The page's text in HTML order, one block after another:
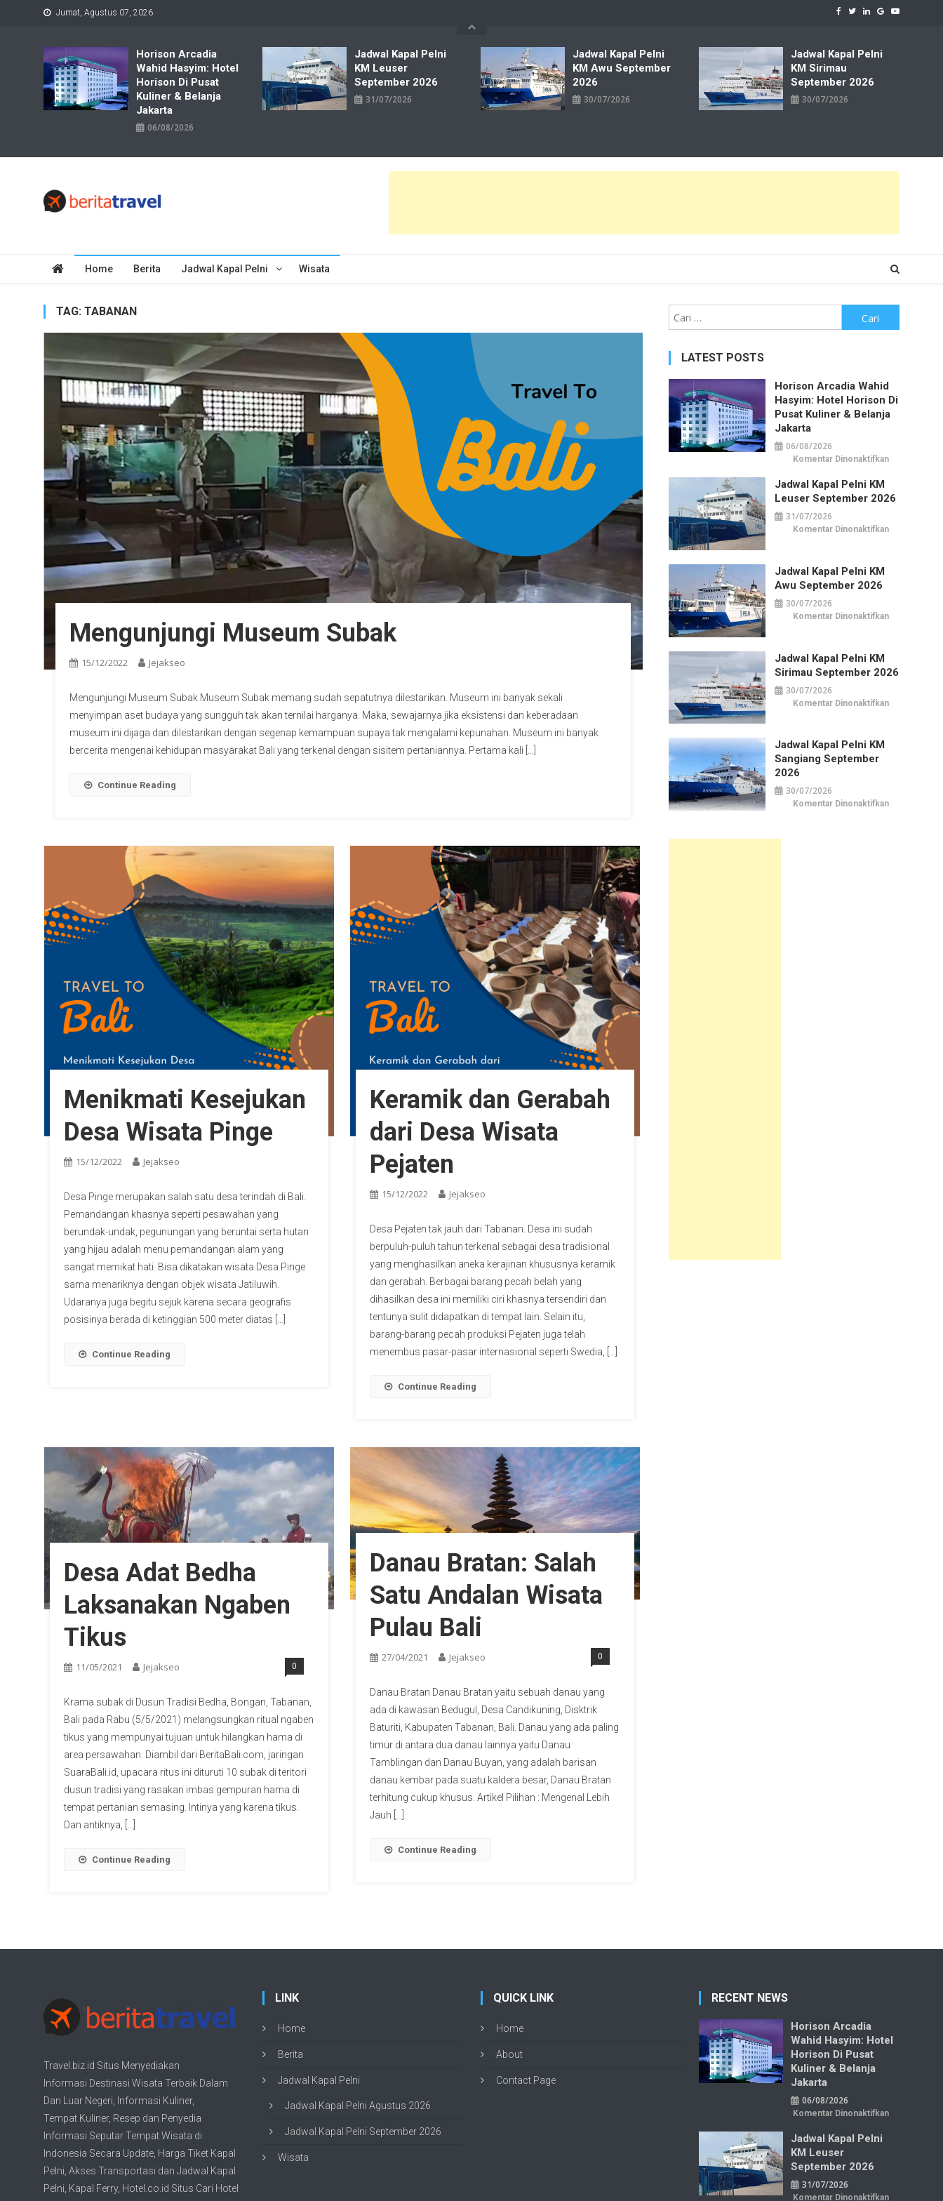
Jumat, Agustus 07, 2026
Horison Arcadia
Wahid Hasyim: Hotel
Horison Di Pusat
Kuliner & Belanja
Jakarta
06/08/2026
Jadwal Kapal Pelni
KM Leuser
September 2026
31/07/2026
Jadwal Kapal Pelni
KM Awu September
2026
30/07/2026
Jadwal Kapal Pelni
KM Sirimau
September 2026
30/07/2026
Home Berita Jadwal Kapal Pelni Wisata
TAG: TABANAN
Mengunjungi Museum Subak
15/12/2022 Jejakseo
Mengunjungi Museum Subak Museum Subak memang sudah sepatutnya dilestarikan. Museum ini banyak sekali
menyimpan aset budaya yang sungguh tak akan ternilai harganya. Maka, sewajarnya jika eksistensi dan keberadaan
museum ini dijaga dan dilestarikan dengan segenap kemampuan supaya tak mengalami kepunahan. Museum ini banyak
bercerita mengenai kehidupan masyarakat Bali yang terkenal dengan sisitem pertaniannya. Pertama kali […]
Continue Reading
Menikmati Kesejukan
Desa Wisata Pinge
15/12/2022 Jejakseo
Desa Pinge merupakan salah satu desa terindah di Bali.
Pemandangan khasnya seperti pesawahan yang
berundak-undak, pegunungan yang beruntai serta hutan
yang hijau adalah menu pemandangan alam yang
sangat memikat hati. Bisa dikatakan wisata Desa Pinge
sama menariknya dengan objek wisata Jatiluwih.
Udaranya juga begitu sejuk karena secara geografis
posisinya berada di ketinggian 500 meter diatas […]
Continue Reading
Keramik dan Gerabah
dari Desa Wisata
Pejaten
15/12/2022 Jejakseo
Desa Pejaten tak jauh dari Tabanan. Desa ini sudah
berpuluh-puluh tahun terkenal sebagai desa tradisional
yang menghasilkan aneka kerajinan khususnya keramik
dan gerabah. Berbagai barang pecah belah yang
dihasilkan desa ini memiliki ciri khasnya tersendiri dan
tentunya sulit didapatkan di tempat lain. Selain itu,
barang-barang pecah produksi Pejaten juga telah
menembus pasar-pasar internasional seperti Swedia, […]
Continue Reading
Desa Adat Bedha
Laksanakan Ngaben
Tikus
11/05/2021 Jejakseo 0
Krama subak di Dusun Tradisi Bedha, Bongan, Tabanan,
Bali pada Rabu (5/5/2021) melangsungkan ritual ngaben
tikus yang mempunyai tujuan untuk hilangkan hama di
area persawahan. Diambil dari BeritaBali.com, jaringan
SuaraBali.id, upacara ritus ini dituruti 10 subak di teritori
dusun tradisi yang rasakan imbas gempuran hama di
tempat pertanian semasing. Intinya yang karena tikus.
Dan antiknya, […]
Continue Reading
Danau Bratan: Salah
Satu Andalan Wisata
Pulau Bali
27/04/2021 Jejakseo 0
Danau Bratan Danau Bratan yaitu sebuah danau yang
ada di kawasan Bedugul, Desa Candikuning, Disktrik
Baturiti, Kabupaten Tabanan, Bali. Danau yang ada paling
timur di antara dua danau lainnya yaitu Danau
Tamblingan dan Danau Buyan, yang adalah barisan
danau kembar pada suatu kaldera besar, Danau Bratan
terhitung cukup khusus. Artikel Pilihan : Mengenal Lebih
Jauh […]
Continue Reading
untuk:
LATEST POSTS
Horison Arcadia Wahid
Hasyim: Hotel Horison Di
Pusat Kuliner & Belanja
Jakarta
06/08/2026
Komentar Dinonaktifkanpada
Hasyim:
Hotel
Pusat
Kuliner
Jadwal Kapal Pelni KM
Leuser September 2026
31/07/2026
Komentar Dinonaktifkanpada
Jadwal Kapal Pelni KM
Awu September 2026
30/07/2026
Komentar Dinonaktifkanpada
2026
Jadwal Kapal Pelni KM
Sirimau September 2026
30/07/2026
Komentar Dinonaktifkanpada
Jadwal Kapal Pelni KM
Sangiang September
2026
30/07/2026
Komentar Dinonaktifkanpada
Travel.biz.id Situs Menyediakan
Informasi Destinasi Wisata Terbaik Dalam
Dan Luar Negeri, Informasi Kuliner,
Tempat Kuliner, Resep dan Penyedia
Informasi Seputar TempatWisata di
Indonesia Secara Update, Harga Tiket Kapal
Pelni , Akses Transportasi danJadwal Kapal
Pelni , Kapal Ferry, Hotel.co.id Situs Cari Hotel
LINK
Home
Berita
Jadwal Kapal Pelni
Jadwal Kapal Pelni Agustus 2026
Jadwal Kapal Pelni September 2026
Wisata
QUICK LINK
Home
About
Contact Page
RECENT NEWS
Horison Arcadia
Wahid Hasyim: Hotel
Horison Di Pusat
Kuliner & Belanja
Jakarta
06/08/2026
Komentar Dinonaktifkanpada
&
Jadwal Kapal Pelni
KM Leuser
September 2026
31/07/2026
Komentar Dinonaktifkanpada